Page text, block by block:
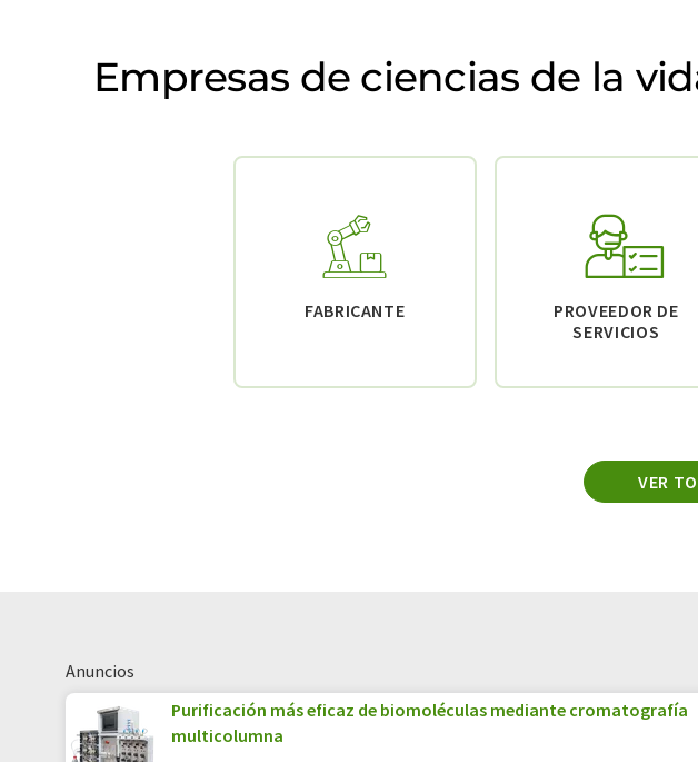
Empresas de ciencias de la
FABRICANTE
PROVEEDOR DE
SERVICIOS
VER
Anuncios
Purificación más eficaz de biomoléculas mediante cromatografía
multicolumna